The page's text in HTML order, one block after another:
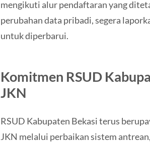
mengikuti alur pendaftaran yang
perubahan data pribadi, segera
untuk diperbarui.
Komitmen RSUD
JKN
RSUD Kabupaten Bekasi terus
JKN melalui perbaikan sistem